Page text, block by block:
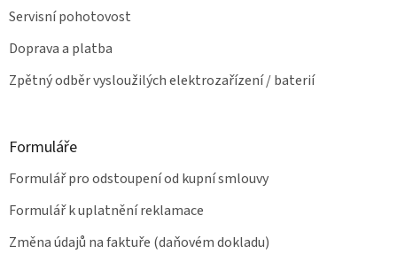
Servisní pohotovost
Doprava a platba
Zpětný odběr vysloužilých elektrozařízení / baterií
Formuláře
Formulář pro odstoupení od kupní smlouvy
Formulář k uplatnění reklamace
Změna údajů na faktuře (daňovém dokladu)